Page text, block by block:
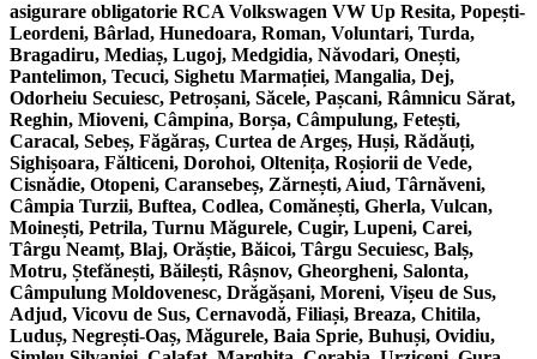
asigurare obligatorie RCA Volkswagen VW Up Resita, Popești-
Leordeni, Bârlad, Hunedoara, Roman, Voluntari, Turda,
Bragadiru, Mediaș, Lugoj, Medgidia, Năvodari, Onești,
Pantelimon, Tecuci, Sighetu Marmației, Mangalia, Dej,
Odorheiu Secuiesc, Petroșani, Săcele, Pașcani, Râmnicu Sărat,
Reghin, Mioveni, Câmpina, Borșa, Câmpulung, Fetești,
Caracal, Sebeș, Făgăraș, Curtea de Argeș, Huși, Rădăuți,
Sighișoara, Fălticeni, Dorohoi, Oltenița, Roșiorii de Vede,
Cisnădie, Otopeni, Caransebeș, Zărnești, Aiud, Târnăveni,
Câmpia Turzii, Buftea, Codlea, Comănești, Gherla, Vulcan,
Moinești, Petrila, Turnu Măgurele, Cugir, Lupeni, Carei,
Târgu Neamț, Blaj, Orăștie, Băicoi, Târgu Secuiesc, Balș,
Motru, Ștefănești, Băilești, Râșnov, Gheorgheni, Salonta,
Câmpulung Moldovenesc, Drăgășani, Moreni, Vișeu de Sus,
Adjud, Vicovu de Sus, Cernavodă, Filiași, Breaza, Chitila,
Luduș, Negrești-Oaș, Măgurele, Baia Sprie, Buhuși, Ovidiu,